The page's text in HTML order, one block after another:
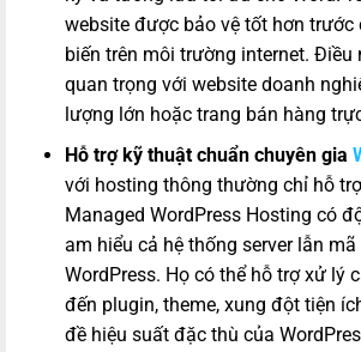
website được bảo vệ tốt hơn trước
biến trên môi trường internet. Điều
quan trọng với website doanh
lượng lớn hoặc trang bán hàng
Hỗ trợ kỹ thuật chuẩn chuyên gia
với hosting thông thường chỉ hỗ
Managed WordPress Hosting có
am hiểu cả hệ thống server lẫn mã
WordPress. Họ có thể hỗ trợ xử lý
đến plugin, theme, xung đột tiện
đề hiệu suất đặc thù của